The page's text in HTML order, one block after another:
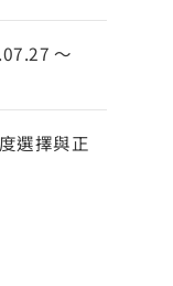
～
選擇與正